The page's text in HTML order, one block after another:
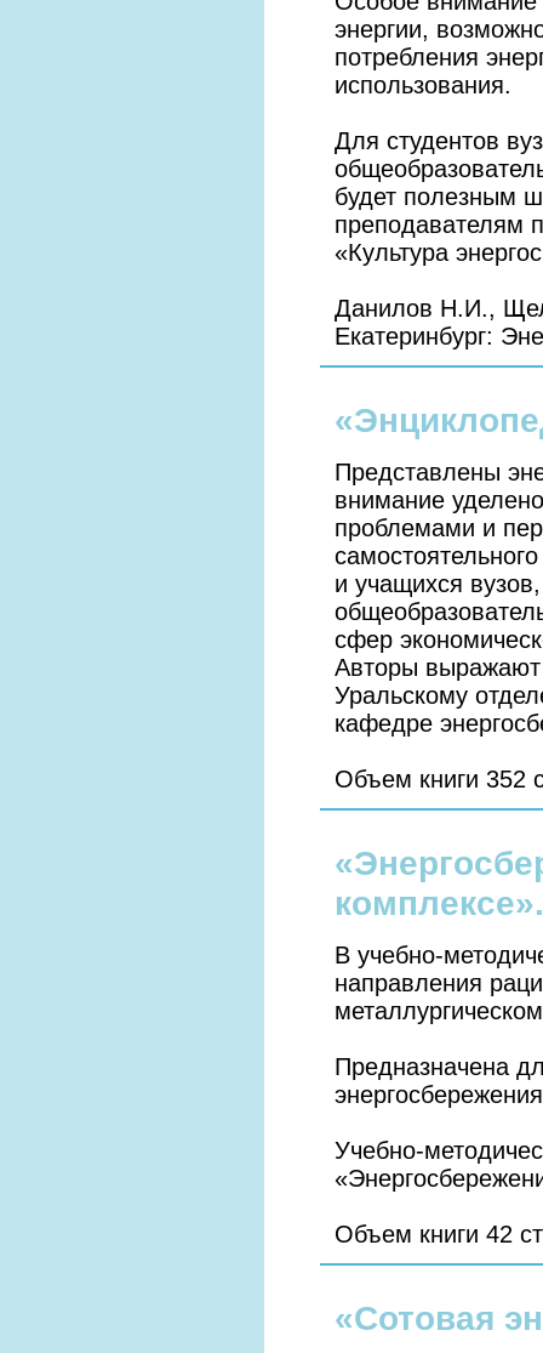
энергии,
потребления
использования.
Для студентов
будет полезным
преподавателям
«Культура
Данилов Н.И.,
Екатеринбург:
Представлены
внимание
проблемами и
и учащихся
сфер
Авторы выражают
Уральскому
кафедре
Объем книги 352
комплексе».
В учебно-
направления
Предназначена
Учебно-
Объем книги 42
«Сотовая